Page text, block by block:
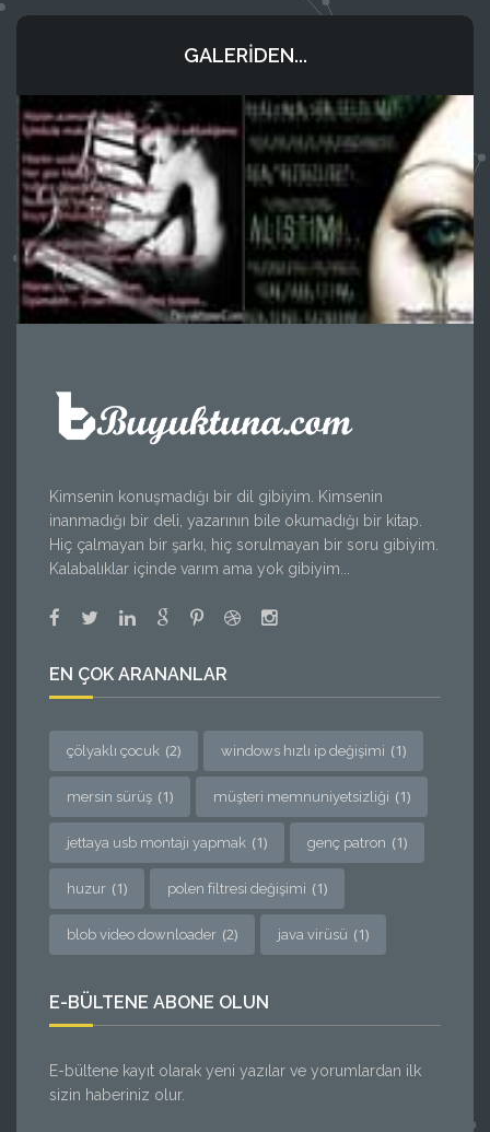
GALERIDEN...
Kimsenin konuşmadığı bir dil gibiyim. Kimsenin
inanmadığı bir deli, yazarının bile okumadığı bir kitap.
Hiç çalmayan bir şarkı, hiç sorulmayan bir soru gibiyim.
Kalabalıklar içinde varım ama yok gibiyim...
EN ÇOK ARANANLAR
çölyaklı çocuk (2) windows hızlı ip değişimi (1)
mersin sürüş (1) müşteri memnuniyetsizliği (1)
jettaya usb montajı yapmak (1) genç patron (1)
huzur (1) polen filtresi değişimi (1)
blob video downloader (2) java virüsü (1)
E-BÜLTENE ABONE OLUN
E-bültene kayıt olarak yeni yazılar ve yorumlardan ilk
sizin haberiniz olur.